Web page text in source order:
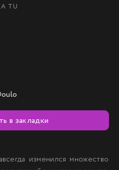
TU
в закладки
изменился множество